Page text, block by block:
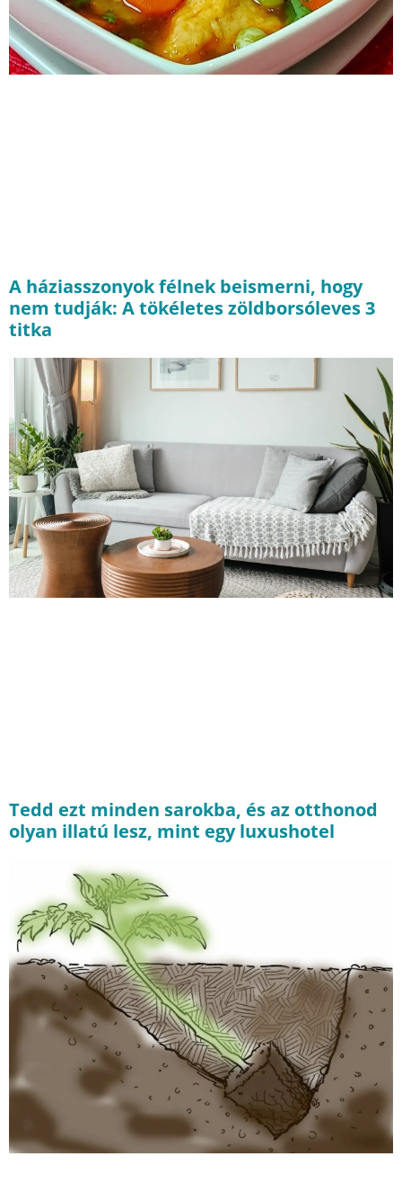
A háziasszonyok félnek beismerni, hogy
nem tudják: A tökéletes zöldborsóleves 3
titka
Tedd ezt minden sarokba, és az otthonod
olyan illatú lesz, mint egy luxushotel